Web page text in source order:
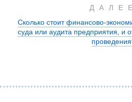
Сколько стоит финансово-
суда или аудита предприятия, и